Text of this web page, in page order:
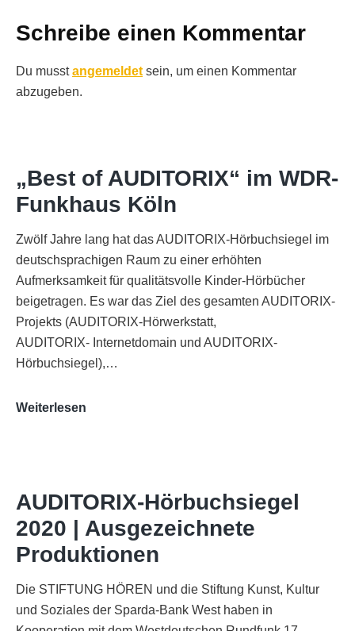
Schreibe einen Kommentar
Du musstangemeldet sein, um einen Kommentar
abzugeben.
„Best of AUDITORIX“ im WDR-
Funkhaus Köln
Zwölf Jahre lang hat das AUDITORIX-Hörbuchsiegel im
deutschsprachigen Raum zu einer erhöhten
Aufmerksamkeit für qualitätsvolle Kinder-Hörbücher
beigetragen. Es war das Ziel des gesamten AUDITORIX-
Projekts (AUDITORIX-Hörwerkstatt,
AUDITORIX- Internetdomain und AUDITORIX-
Hörbuchsiegel),…
Weiterlesen
Funkhaus
Köln
AUDITORIX-Hörbuchsiegel
2020 | Ausgezeichnete
Produktionen
Die STIFTUNG HÖREN und die Stiftung Kunst, Kultur
und Soziales der Sparda-Bank West haben in